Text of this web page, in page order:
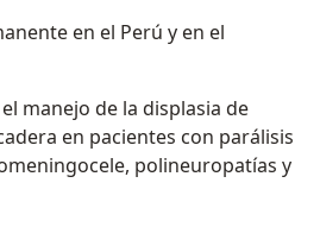
en el Perú y en el
manejo de la displasia de
en pacientes con parálisis
polineuropatías y